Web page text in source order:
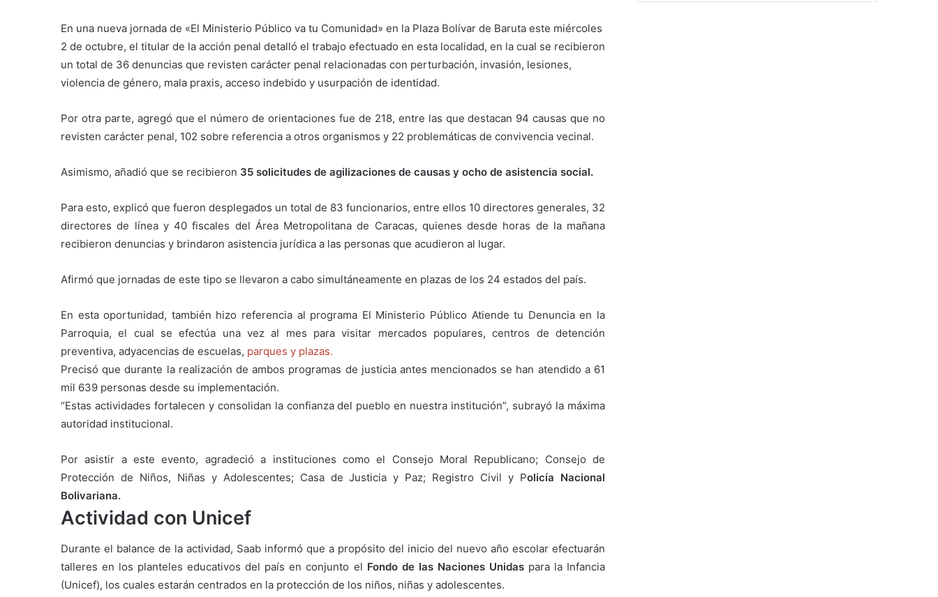
En una nueva jornada de «El Ministerio Público va tu Comunidad» en la Plaza Bolívar de Baruta este miércoles
2 de octubre, el titular de la acción penal detalló el trabajo efectuado en esta localidad, en la cual se recibieron
un total de 36 denuncias que revisten carácter penal relacionadas con perturbación, invasión, lesiones,
violencia de género, mala praxis, acceso indebido y usurpación de identidad.
Por otra parte, agregó que el número de orientaciones fue de 218, entre las que destacan 94 causas que no
revisten carácter penal, 102 sobre referencia a otros organismos y 22 problemáticas de convivencia vecinal.
Asimismo, añadió que se recibieron 35 solicitudes de agilizaciones de causas y ocho de asistencia social.
Para esto, explicó que fueron desplegados un total de 83 funcionarios, entre ellos 10 directores generales, 32
directores de línea y 40 fiscales del Área Metropolitana de Caracas, quienes desde horas de la mañana
recibieron denuncias y brindaron asistencia jurídica a las personas que acudieron al lugar.
Afirmó que jornadas de este tipo se llevaron a cabo simultáneamente en plazas de los 24 estados del país.
En esta oportunidad, también hizo referencia al programa El Ministerio Público Atiende tu Denuncia en la
Parroquia, el cual se efectúa una vez al mes para visitar mercados populares, centros de detención
preventiva, adyacencias de escuelas, parques y plazas.
Precisó que durante la realización de ambos programas de justicia antes mencionados se han atendido a 61
mil 639 personas desde su implementación.
“Estas actividades fortalecen y consolidan la confianza del pueblo en nuestra institución”, subrayó la máxima
autoridad institucional.
Por asistir a este evento, agradeció a instituciones como el Consejo Moral Republicano; Consejo de
Protección de Niños, Niñas y Adolescentes; Casa de Justicia y Paz; Registro Civil y Policía Nacional
Bolivariana.
Actividad con Unicef
Durante el balance de la actividad, Saab informó que a propósito del inicio del nuevo año escolar efectuarán
talleres en los planteles educativos del país en conjunto el Fondo de las Naciones Unidaspara la Infancia
(Unicef), los cuales estarán centrados en la protección de los niños, niñas y adolescentes.